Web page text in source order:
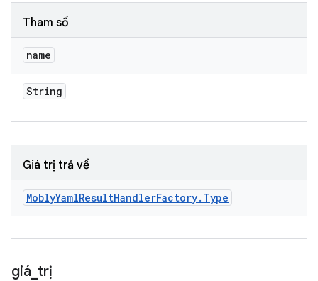
Tham số
name
String
Giá trị trả về
MoblyYamlResultHandlerFactory. Type
giá_ trị